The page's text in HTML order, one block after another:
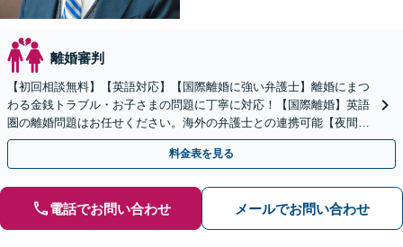
離婚審判
【初回相談無料】【英語対応】【国際離婚に強い弁護士】離婚にまつ
わる金銭トラブル・お子さまの問題に丁寧に対応！【国際離婚】英語
圏の離婚問題はお任せください。海外の弁護士との連携可能【夜間／
休日面談】【お子さま同席OK】【徳重駅／神沢駅5分】
料金表を見る
電話でお問い合わせ メールでお問い合わせ